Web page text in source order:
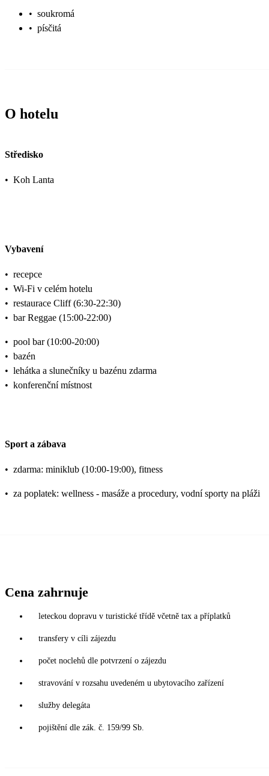
• soukromá
• písčitá
O hotelu
Středisko
• Koh Lanta
Vybavení
• recepce
• Wi-Fi v celém hotelu
• restaurace Cliff (6:30-22:30)
• bar Reggae (15:00-22:00)
• pool bar (10:00-20:00)
• bazén
• lehátka a slunečníky u bazénu zdarma
• konferenční místnost
Sport a zábava
• zdarma: miniklub (10:00-19:00), fitness
• za poplatek: wellness - masáže a procedury, vodní sporty na pláži
Cena zahrnuje
leteckou dopravu v turistické třídě včetně tax a příplatků
transfery v cíli zájezdu
počet noclehů dle potvrzení o zájezdu
stravování v rozsahu uvedeném u ubytovacího zařízení
služby delegáta
pojištění dle zák. č. 159/99 Sb.